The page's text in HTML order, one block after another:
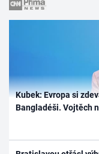
Kubek: Evropa si
Bangladéši. Vojtěch